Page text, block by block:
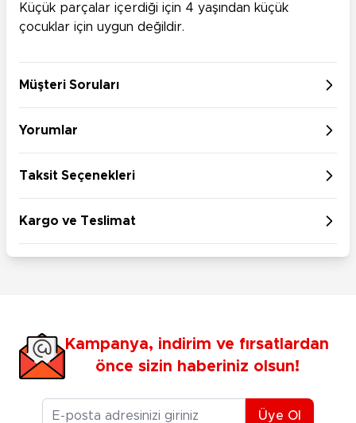
Küçük parçalar içerdiği için 4 yaşından küçük
çocuklar için uygun değildir.
Müşteri Soruları
Yorumlar
Taksit Seçenekleri
Kargo ve Teslimat
Kampanya, indirim ve fırsatlardan
önce sizin haberiniz olsun!
E-posta Adresiniz
Üye Ol